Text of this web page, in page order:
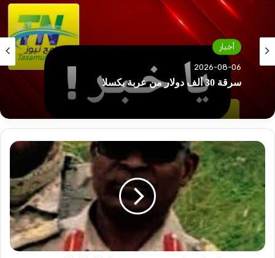
أخبار
2026-08-06
سرقة 30 ألف دولار من عربة بكسلا
أخبار
2026-08-06
ترتيبات جديدة بالعودة الطوعية ودول تساهم في
البرنامج
مقتل
قائد
مليشي
مؤثر
في
ميدان
القتال
بالجنينة!